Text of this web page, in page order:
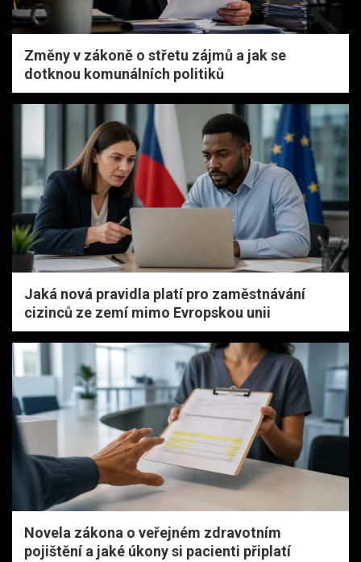
Změny v zákoně o střetu zájmů a jak se
dotknou komunálních politiků
Jaká nová pravidla platí pro zaměstnávání
cizinců ze zemí mimo Evropskou unii
Novela zákona o veřejném zdravotním
pojištění a jaké úkony si pacienti připlatí